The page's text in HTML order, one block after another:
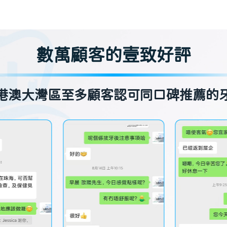
數萬顧客的壹致好評
澳大灣區至多顧客認可同口碑推薦的